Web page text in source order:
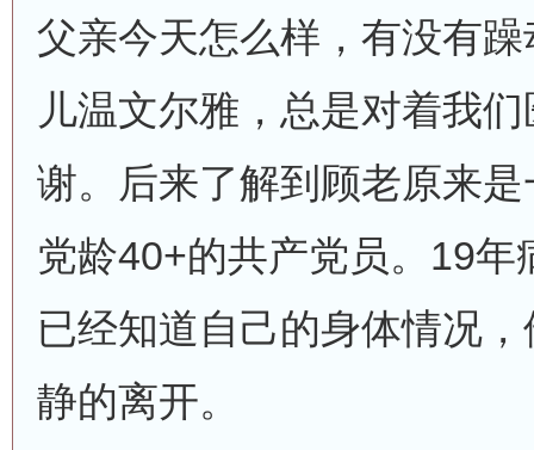
父亲今天怎么样，有没有
儿温文尔雅，总是对着我
谢。后来了解到顾老原来
党龄40+的共产党员。19年
已经知道自己的身体情况
静的离开。